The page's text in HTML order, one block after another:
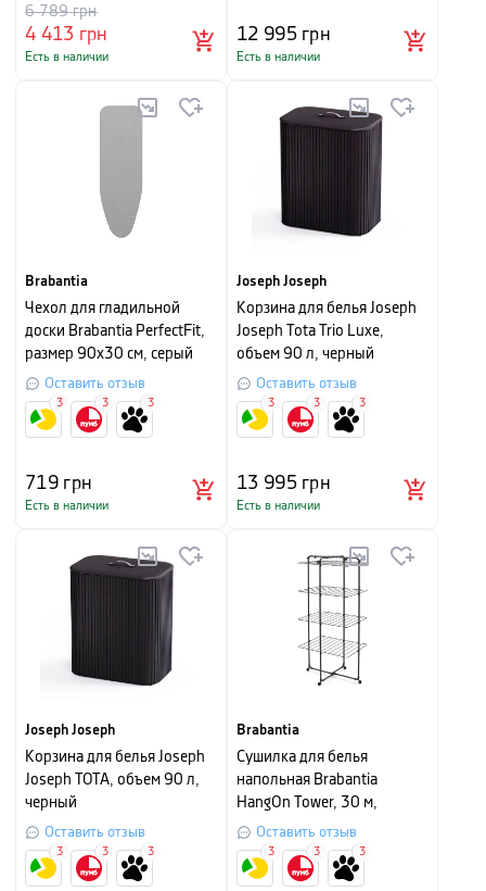
4 413 грн
6 789грн
Есть в наличии
12 995грн
Есть в наличии
Brabantia
Чехол для гладильной
доски Brabantia PerfectFit,
размер 90х30 см, серый
Оставить отзыв
719грн
Есть в наличии
3 3 3
Joseph Joseph
Корзина для белья Joseph
Joseph Tota Trio Luxe,
объем 90 л, черный
Оставить отзыв
13 995грн
Есть в наличии
3 3 3
Joseph Joseph
Корзина для белья Joseph
Joseph TOTA, объем 90 л,
черный
Оставить отзыв
3 3 3
Brabantia
Сушилка для белья
напольная Brabantia
HangOn Tower, 30 м,
черный матовый
Оставить отзыв
3 3 3